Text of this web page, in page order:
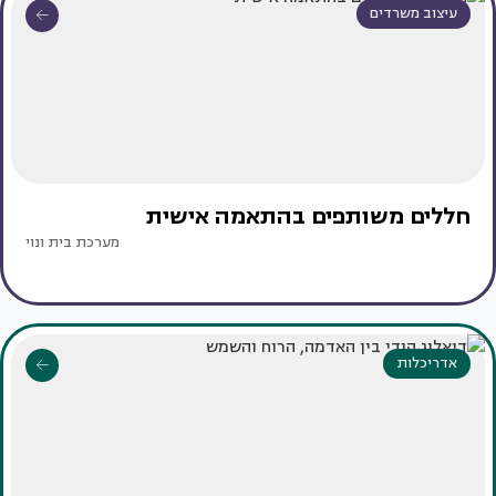
עיצוב משרדים
חללים משותפים בהתאמה אישית
מערכת בית ונוי
אדריכלות